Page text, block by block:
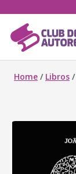
Home / Libros /